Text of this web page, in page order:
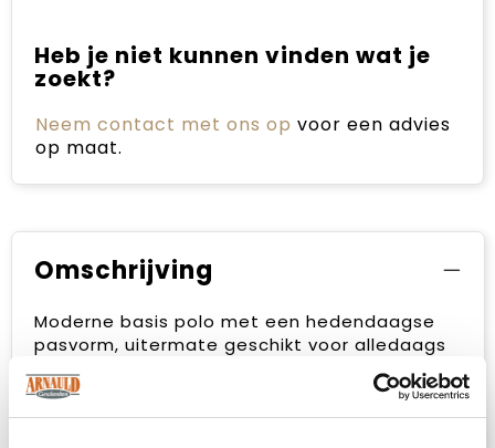
Heb je niet kunnen vinden wat je
zoekt?
Neem contact met ons op voor een advies
op maat.
Omschrijving
Moderne basis polo met een hedendaagse
pasvorm, uitermate geschikt voor alledaags
gebruik. De polo is ingeverfd door middel van
Spun Dyed. De polo is verder professioneel
afgewerkt met drie ton sur ton knopen,